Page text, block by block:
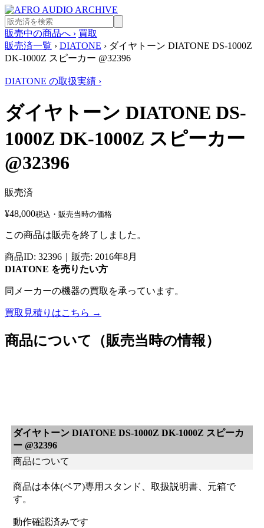
販売中の商品へ › 買取
販売済一覧 › DIATONE › ダイヤトーン DIATONE DS-1000Z
DK-1000Z スピーカー @32396
DIATONE の取扱実績 ›
ダイヤトーン DIATONE DS-
1000Z DK-1000Z スピーカー
@32396
販売済
¥48,000税込・販売当時の価格
この商品は販売を終了しました。
商品ID: 32396｜販売: 2016年8月
DIATONE を売りたい方
同メーカーの機器の買取を承っています。
買取見積りはこちら →
商品について（販売当時の情報）
ダイヤトーン DIATONE DS-1000Z DK-1000Z スピーカ
ー @32396
商品について
商品は本体(ペア)専用スタンド、取扱説明書、元箱で
す。
動作確認済みです